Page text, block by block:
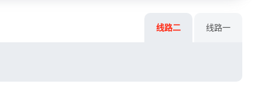
线路二 线路一